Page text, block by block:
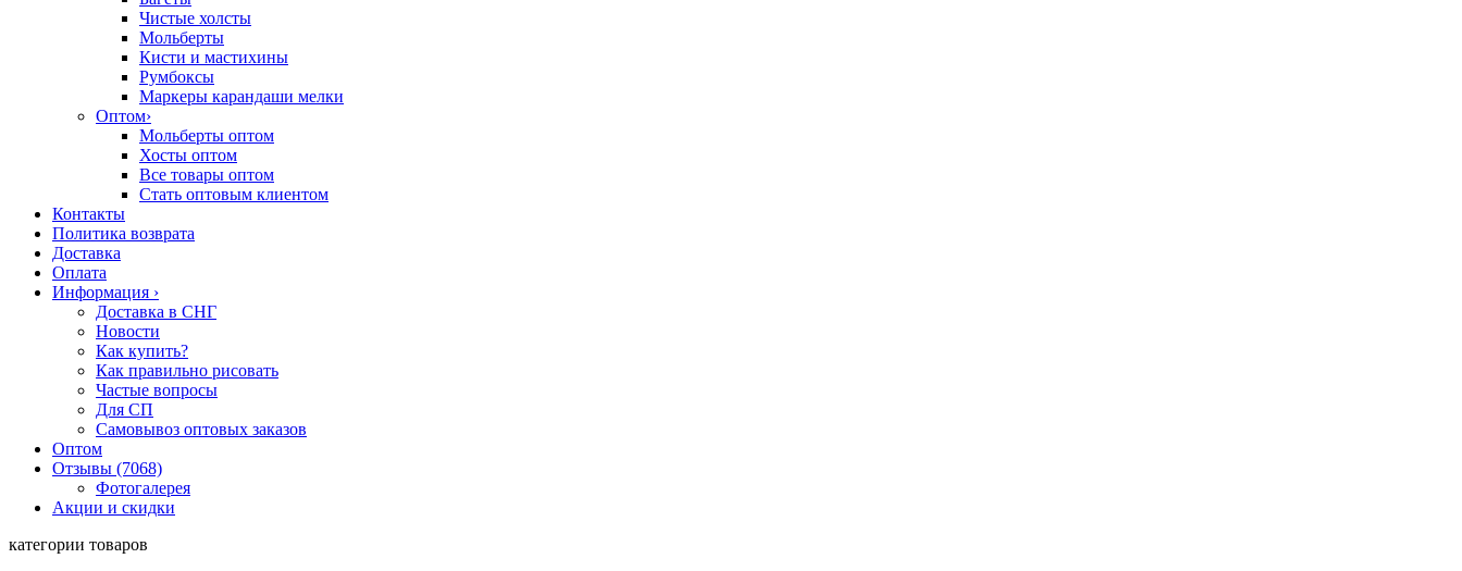
Чистые холсты
Мольберты
Кисти и мастихины
Румбоксы
Маркеры карандаши мелки
Оптом›
Мольберты оптом
Хосты оптом
Все товары оптом
Стать оптовым клиентом
Контакты
Политика возврата
Доставка
Оплата
Информация ›
Доставка в СНГ
Новости
Как купить?
Как правильно рисовать
Частые вопросы
Для СП
Самовывоз оптовых заказов
Оптом
Отзывы (7068)
Фотогалерея
Акции и скидки
категории товаров